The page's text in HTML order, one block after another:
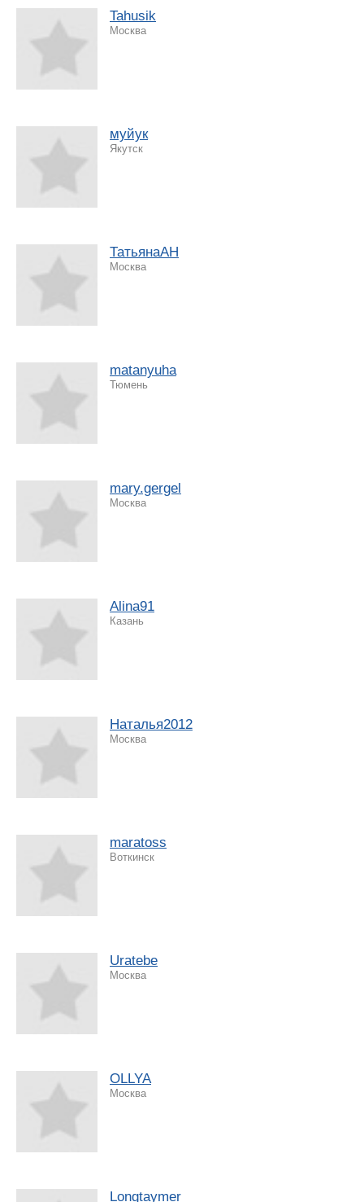
Tahusik
Москва
муйук
Якутск
ТатьянаАН
Москва
matanyuha
Тюмень
mary.gergel
Москва
Alina91
Казань
Наталья2012
Москва
maratoss
Воткинск
Uratebe
Москва
OLLYA
Москва
Longtaymer